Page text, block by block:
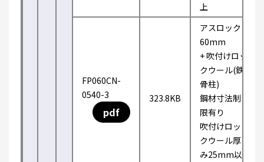
上
FP060CN-
0540-3
pdf
323.8KB
アスロック
60mm
+ 吹付けロッ
クウール(鉄
骨柱)
鋼材寸法制
限有り
吹付けロッ
クウール厚
み25mm以